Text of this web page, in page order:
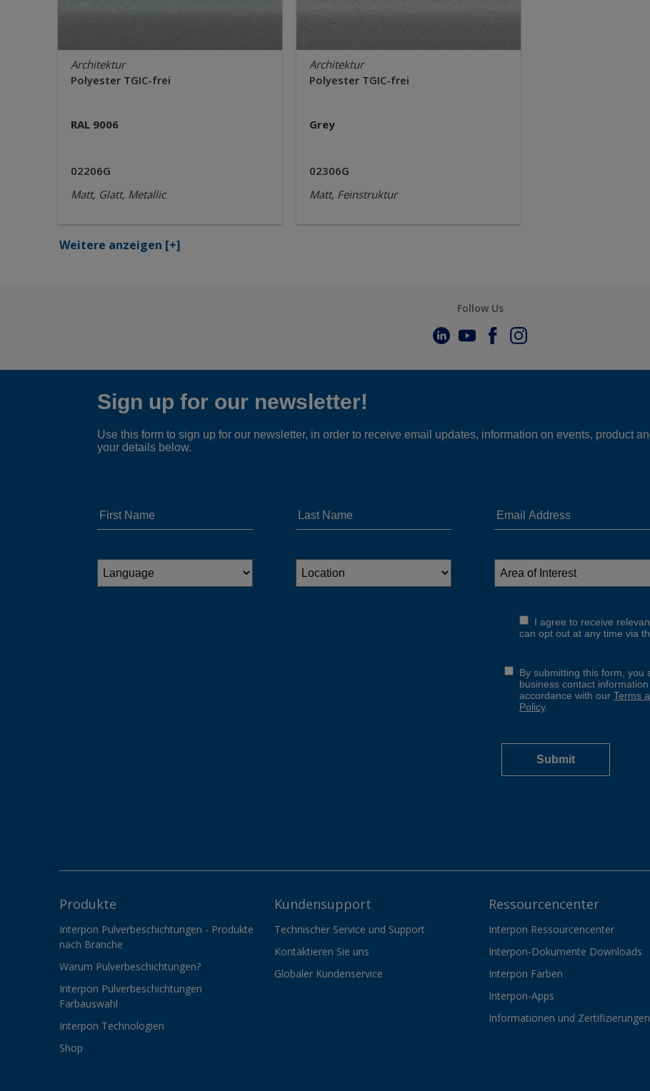
Architektur
Polyester TGIC-frei
RAL 9006
02206G
Matt, Glatt, Metallic
Architektur
Polyester TGIC-frei
Grey
02306G
Matt, Feinstruktur
Weitere anzeigen [+]
Follow Us
Produkte
Interpon Pulverbeschichtungen - Produkte
nach Branche
Warum Pulverbeschichtungen?
Interpon Pulverbeschichtungen
Farbauswahl
Interpon Technologien
Shop
Kundensupport
Technischer Service und Support
Kontaktieren Sie uns
Globaler Kundenservice
Ressourcencenter
Interpon Ressourcencenter
Interpon-Dokumente Downloads
Interpon Farben
Interpon-Apps
Informationen und Zertifizierungen